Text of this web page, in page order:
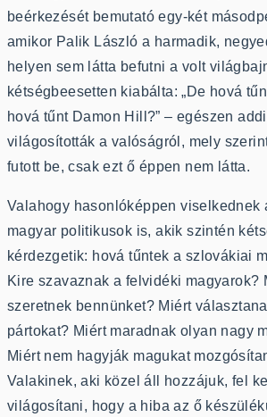
beérkezését bemutató egy-két
amikor Palik László a harmadik,
helyen sem látta befutni a volt
kétségbeesetten kiabálta: „De hová
hová tűnt Damon Hill?” – egészen
világosították a valóságról, mely
futott be, csak ezt ő éppen nem látta.
Valahogy hasonlóképpen viselkednek
magyar politikusok is, akik szintén
kérdezgetik: hová tűntek a szlovákiai
Kire szavaznak a felvidéki magyarok?
szeretnek bennünket? Miért
pártokat? Miért maradnak olyan nagy
Miért nem hagyják magukat
Valakinek, aki közel áll hozzájuk, fel
világosítani, hogy a hiba az ő